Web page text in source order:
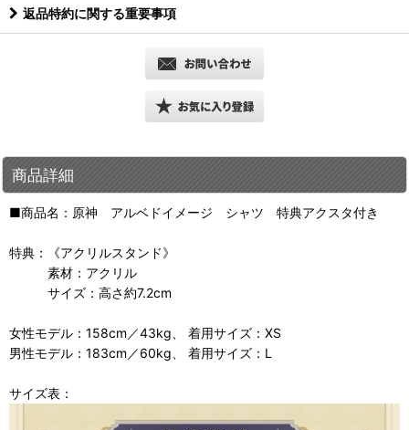
返品特約に関する重要事項
商品詳細
■商品名：原神 アルベドイメージ シャツ 特典アクスタ付き
特典：《アクリルスタンド》
素材：アクリル
サイズ：高さ約7.2cm
女性モデル：158cm／43kg、 着用サイズ：XS
男性モデル：183cm／60kg、 着用サイズ：L
サイズ表：